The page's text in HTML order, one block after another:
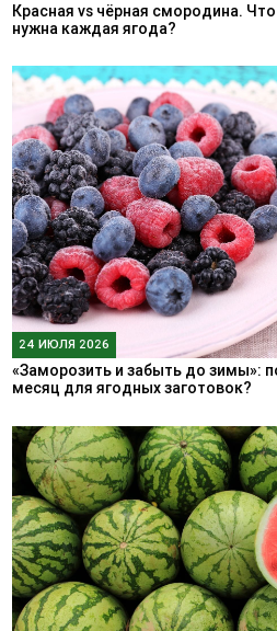
Красная vs чёрная смородина.
нужна каждая ягода?
24 ИЮЛЯ 2026
«Заморозить и забыть до зимы»:
месяц для ягодных заготовок?